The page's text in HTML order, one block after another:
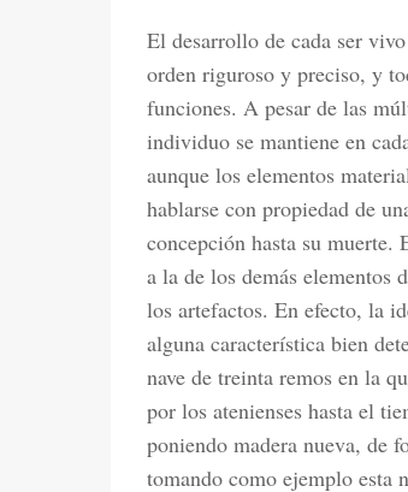
El desarrollo de cada ser
orden riguroso y preciso, y
funciones. A pesar de las
individuo se mantiene en
aunque los elementos
hablarse con propiedad de
concepción hasta su muerte.
a la de los demás elementos
los artefactos. En efecto, la
alguna característica bien
nave de treinta remos en la
por los atenienses hasta el
poniendo madera nueva, de
tomando como ejemplo esta